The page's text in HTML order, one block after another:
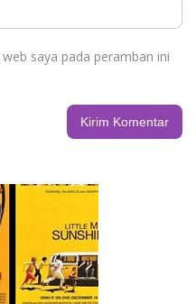
saya pada peramban ini